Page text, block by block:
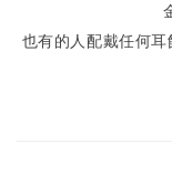
也有的人配戴任何